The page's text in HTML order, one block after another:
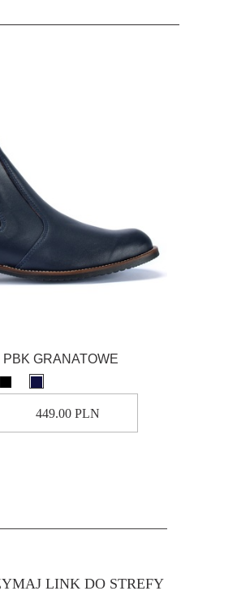
GRANATOWE
449.00 PLN
LINK DO STREFY